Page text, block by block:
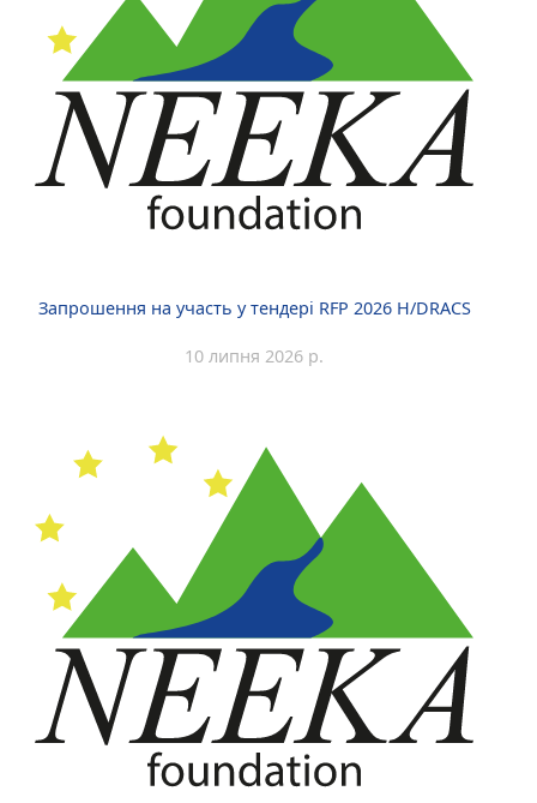
Запрошення на участь у тендері RFP 2026 H/DRACS
10 липня 2026 р.